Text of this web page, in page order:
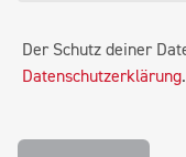
Der Schutz deiner
Datenschutzerklärung.